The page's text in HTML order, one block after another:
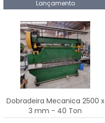
Lançamento
Dobradeira Mecanica 2500 x
3 mm - 40 Ton